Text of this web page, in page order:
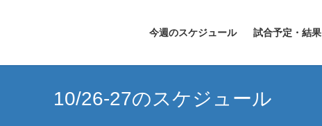
今週のスケジュール 試合予定・結果
10/26-27のスケジュール